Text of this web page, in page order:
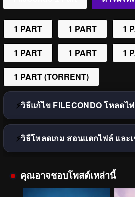
1 PART 1 PART 1
1 PART 1 PART 1
1 PART (TORRENT)
วิธีแก้ไข FILECONDO โหลดไ
วิธีโหลดเกม สอนแตกไฟล์ และเ
คุณอาจชอบโพสต์เหล่านี้